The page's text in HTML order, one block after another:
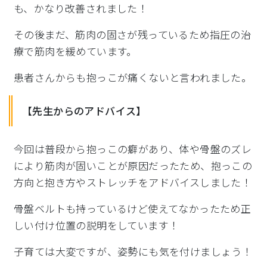
も、かなり改善されました！
その後まだ、筋肉の固さが残っているため指圧の治
療で筋肉を緩めています。
患者さんからも抱っこが痛くないと言われました。
【先生からのアドバイス】
今回は普段から抱っこの癖があり、体や骨盤のズレ
により筋肉が固いことが原因だったため、抱っこの
方向と抱き方やストレッチをアドバイスしました！
骨盤ベルトも持っているけど使えてなかったため正
しい付け位置の説明をしています！
子育ては大変ですが、姿勢にも気を付けましょう！